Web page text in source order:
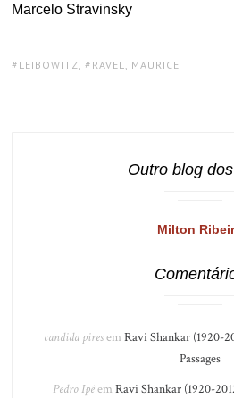
Marcelo Stravinsky
TAGS:
LEIBOWITZ, RAVEL, MAURICE
Outro blog
Milton
candida piresem Ravi Shankar (1920-
Passages
Pedro Ipêem Ravi Shankar (1920-